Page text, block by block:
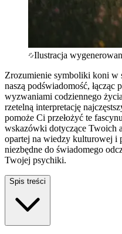
Ilustracja
Zrozumienie symboliki koni w
naszą podświadomość, łącząc
wyzwaniami codziennego
rzetelną interpretację
pomoże Ci przełożyć te
wskazówki dotyczące Twoich
opartej na wiedzy kulturowej i
niezbędne do świadomego
Twojej psychiki.
Spis treści